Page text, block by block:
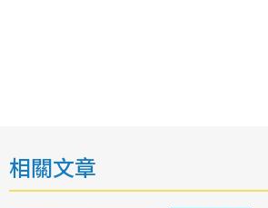
相關文章